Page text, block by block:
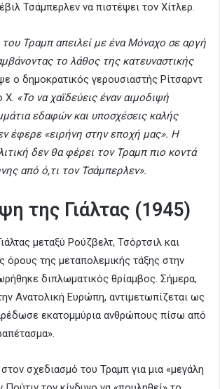
Τσάμπερλεν να πιστέψει τον Χίτλερ.
Τραμπ απειλεί με ένα Μόναχο σε αργή
το λάθος της κατευναστικής
ο δημοκρατικός γερουσιαστής Ρίτσαρντ
X. «Το να χαϊδεύεις έναν αιμοδιψή
εδαφών και υποσχέσεις καλής
έφερε «ειρήνη στην εποχή μας». Η
δεν θα φέρει τον Τραμπ πιο κοντά
από ό,τι τον Τσάμπερλεν».
της Γιάλτας (1945)
μεταξύ Ρούζβελτ, Τσόρτσιλ και
όρους της μεταπολεμικής τάξης στην
διπλωματικός θρίαμβος. Σήμερα,
Ανατολική Ευρώπη, αντιμετωπίζεται ως
εκατομμύρια ανθρώπους πίσω από
σχεδιασμό του Τραμπ για μια «μεγάλη